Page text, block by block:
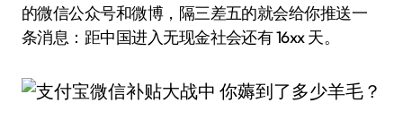
的微信公众号和微博，隔三差五的就会给你推送一
条消息：距中国进入无现金社会还有 16xx 天。